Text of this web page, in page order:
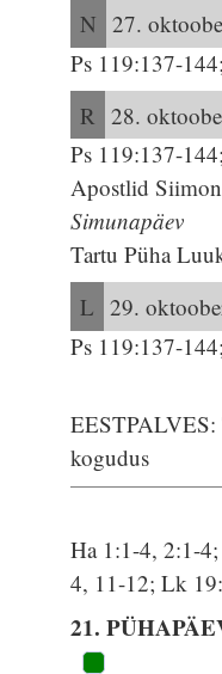
N 27.
Ps 119:137-
R 28.
Ps 119:137-
Apostlid
Simunapäev
Tartu Püha
L 29.
Ps 119:137-
kogudus
Ha 1:1-4, 2:1-
4, 11-12; Lk
21.